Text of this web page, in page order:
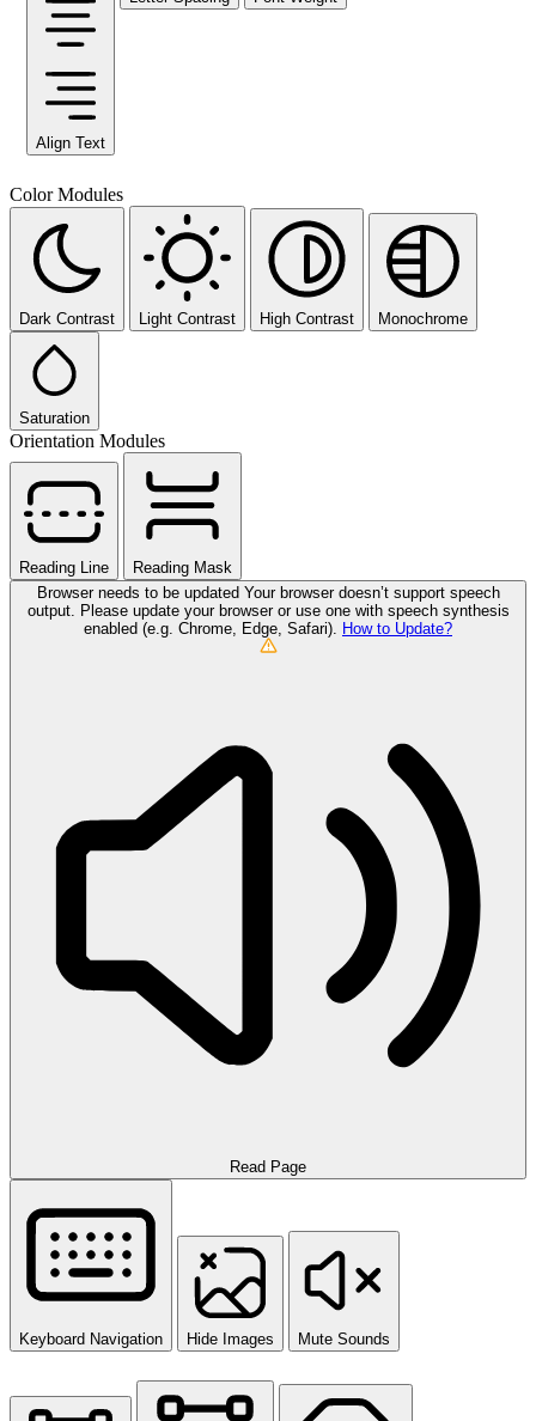
Align Text
Color Modules
Dark Contrast Light Contrast High Contrast Monochrome
Saturation
Orientation Modules
Reading Line
Reading Mask
Browser needs to be updated Your browser doesn’t support speech
output. Please update your browser or use one with speech synthesis
enabled (e.g. Chrome, Edge, Safari).
How to Update?
Read Page
Keyboard Navigation Hide Images Mute Sounds